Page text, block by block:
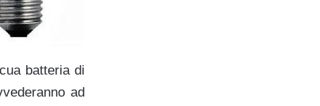
batteria di
ad